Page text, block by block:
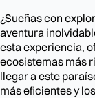
¿Sueñas con
aventura
esta experiencia,
ecosistemas más
llegar a este
más eficientes y